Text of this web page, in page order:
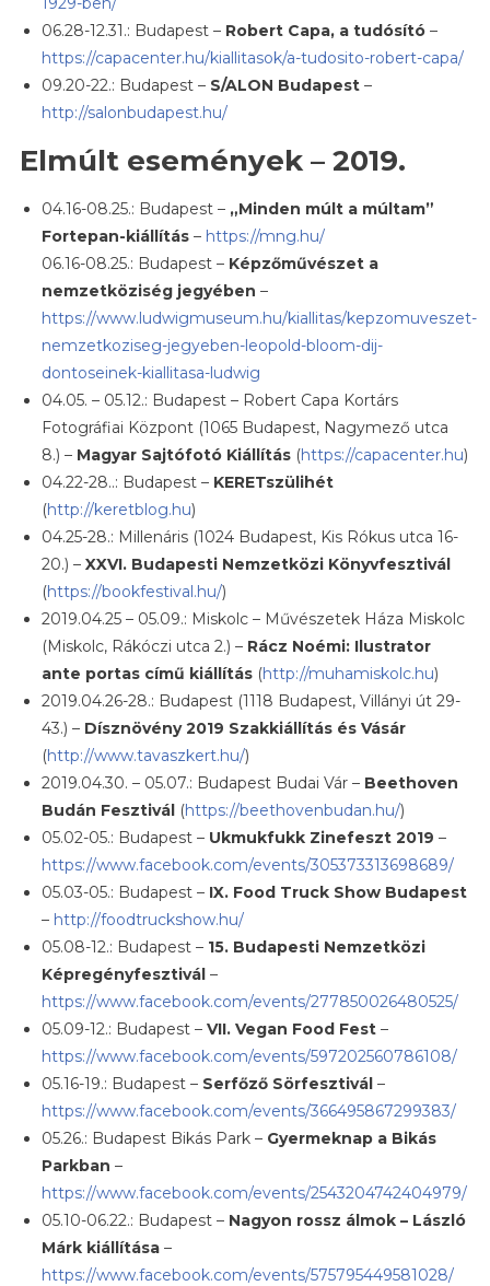
06.28-12.31.: Budapest – Robert Capa, a tudósító–
https://capacenter.hu/kiallitasok/a-tudosito-robert-capa/
09.20-22.: Budapest – S/ALON Budapest–
http://salonbudapest.hu/
Elmúlt események – 2019.
04.16-08.25.: Budapest – „Minden múlt a múltam”
Fortepan-kiállítás– https://mng.hu/
06.16-08.25.: Budapest – Képzőművészet a
nemzetköziség jegyében –
https://www.ludwigmuseum.hu/kiallitas/kepzomuveszet-
nemzetkoziseg-jegyeben-leopold-bloom-dij-
dontoseinek-kiallitasa-ludwig
04.05. – 05.12.: Budapest – Robert Capa Kortárs
Fotográfiai Központ (1065 Budapest, Nagymező utca
8.) – Magyar Sajtófotó Kiállítás(https://capacenter.hu)
04.22-28..: Budapest – KERETszülihét
(http://keretblog.hu)
04.25-28.: Millenáris (1024 Budapest, Kis Rókus utca 16-
20.) – XXVI. Budapesti Nemzetközi Könyvfesztivál
(https://bookfestival.hu/)
2019.04.25 – 05.09.: Miskolc – Művészetek Háza Miskolc
(Miskolc, Rákóczi utca 2.) – Rácz Noémi: Ilustrator
ante portas című kiállítás(http://muhamiskolc.hu)
2019.04.26-28.: Budapest (1118 Budapest, Villányi út 29-
43.) – Dísznövény 2019 Szakkiállítás és Vásár
(http://www.tavaszkert.hu/)
2019.04.30. – 05.07.: Budapest Budai Vár – Beethoven
Budán Fesztivál(https://beethovenbudan.hu/)
05.02-05.: Budapest – Ukmukfukk Zinefeszt 2019 –
https://www.facebook.com/events/305373313698689/
05.03-05.: Budapest – IX. Food Truck Show Budapest
– http://foodtruckshow.hu/
05.08-12.: Budapest – 15. Budapesti Nemzetközi
Képregényfesztivál–
https://www.facebook.com/events/277850026480525/
05.09-12.: Budapest – VII. Vegan Food Fest–
https://www.facebook.com/events/597202560786108/
05.16-19.: Budapest – Serfőző Sörfesztivál–
https://www.facebook.com/events/366495867299383/
05.26.: Budapest Bikás Park – Gyermeknap a Bikás
Parkban –
https://www.facebook.com/events/2543204742404979/
05.10-06.22.: Budapest – Nagyon rossz álmok – László
Márk kiállítása–
https://www.facebook.com/events/575795449581028/